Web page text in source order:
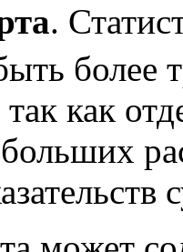
.
более
как